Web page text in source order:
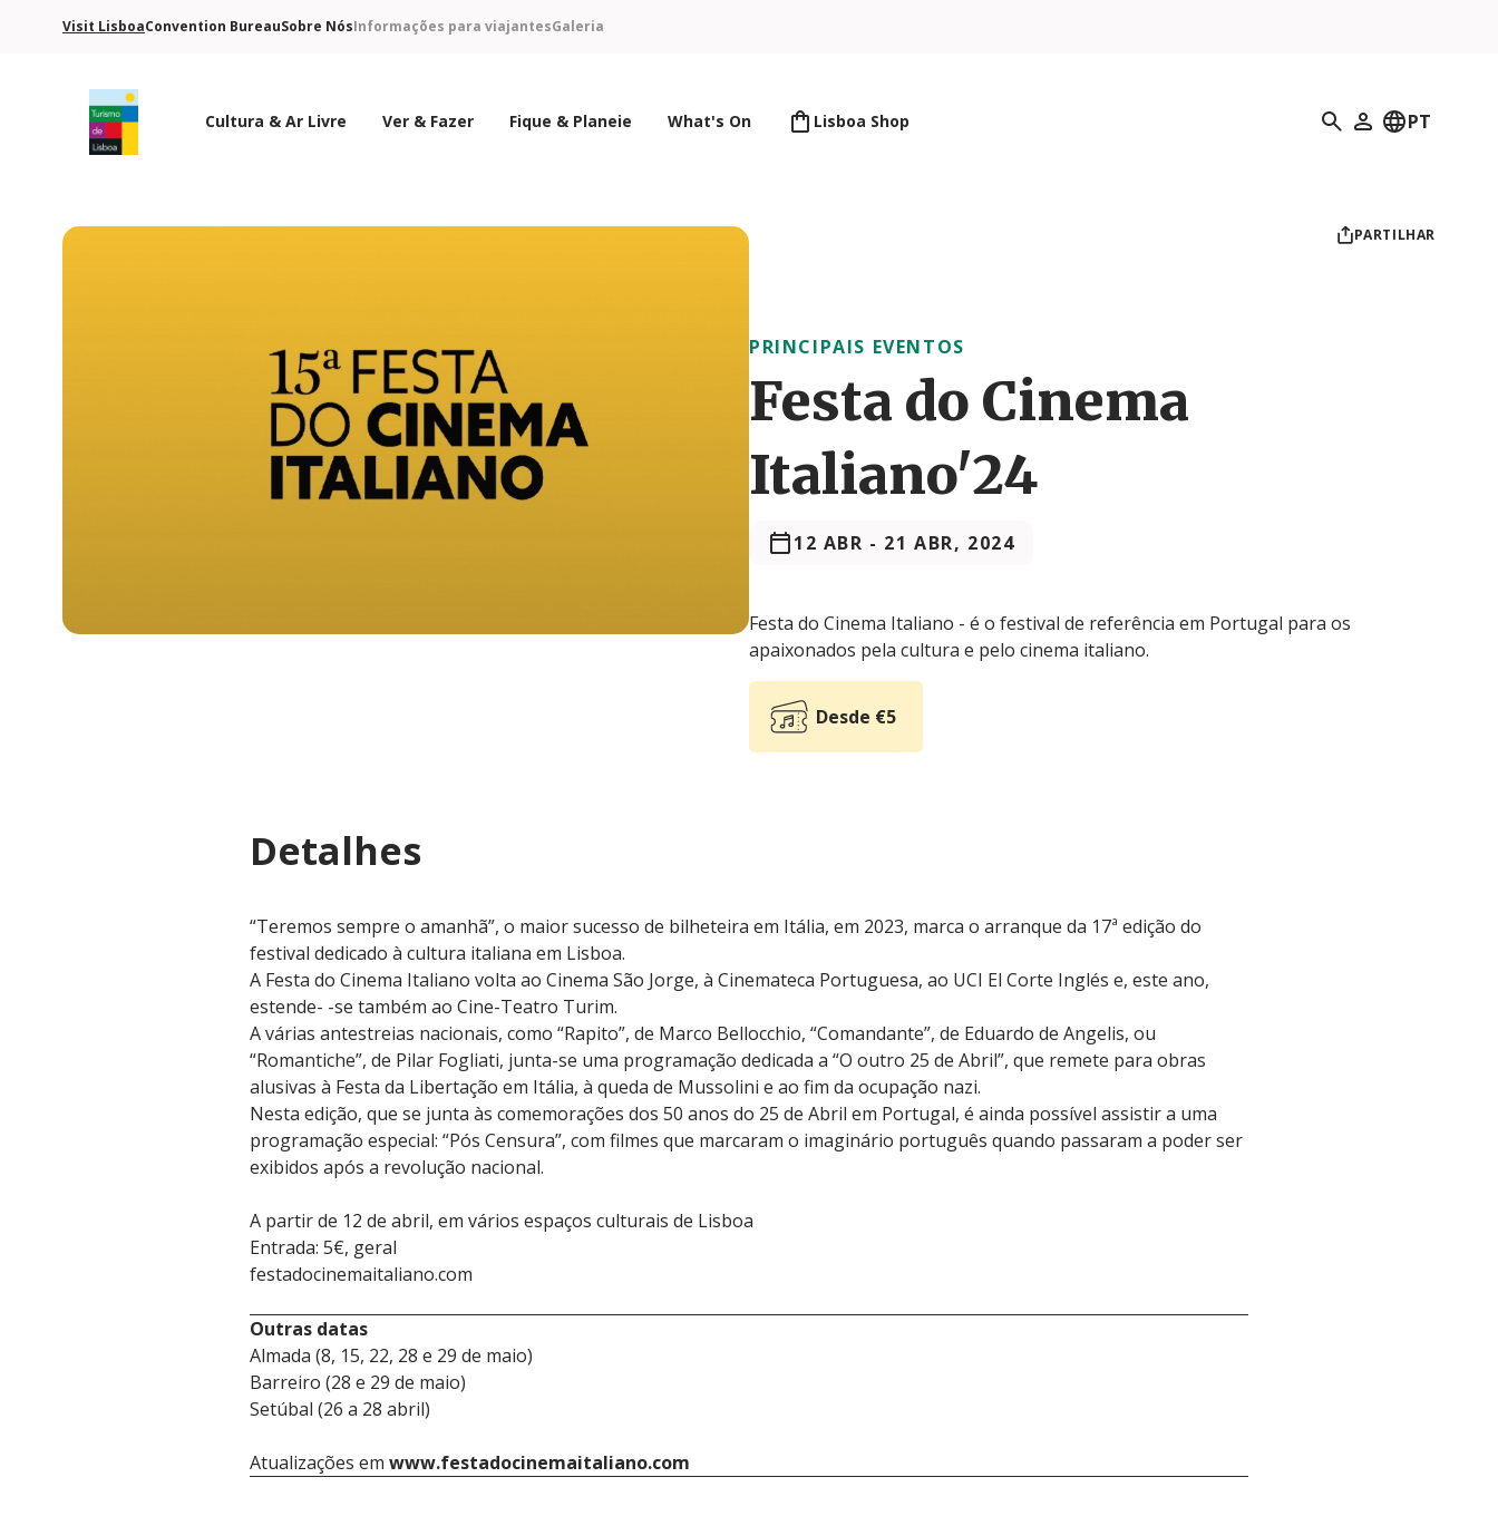
Visit LisboaConvention BureauSobre NósInformações para viajantesGaleria
Cultura & Ar Livre Ver & Fazer Fique & Planeie What's On Lisboa Shop Pesquisar
O meu perfil
PT
PARTILHAR
PRINCIPAIS EVENTOS
Festa do Cinema
Italiano'24
12 ABR - 21 ABR, 2024
Festa do Cinema Italiano - é o festival de referência em Portugal para os
apaixonados pela cultura e pelo cinema italiano.
Desde €5
Detalhes
“Teremos sempre o amanhã”, o maior sucesso de bilheteira em Itália, em 2023, marca o arranque da 17ª edição do
festival dedicado à cultura italiana em Lisboa.
A Festa do Cinema Italiano volta ao Cinema São Jorge, à Cinemateca Portuguesa, ao UCI El Corte Inglés e, este ano,
estende- -se também ao Cine-Teatro Turim.
A várias antestreias nacionais, como “Rapito”, de Marco Bellocchio, “Comandante”, de Eduardo de Angelis, ou
“Romantiche”, de Pilar Fogliati, junta-se uma programação dedicada a “O outro 25 de Abril”, que remete para obras
alusivas à Festa da Libertação em Itália, à queda de Mussolini e ao fim da ocupação nazi.
Nesta edição, que se junta às comemorações dos 50 anos do 25 de Abril em Portugal, é ainda possível assistir a uma
programação especial: “Pós Censura”, com filmes que marcaram o imaginário português quando passaram a poder ser
exibidos após a revolução nacional.
A partir de 12 de abril, em vários espaços culturais de Lisboa
Entrada: 5€, geral
festadocinemaitaliano.com
Outras datas
Almada (8, 15, 22, 28 e 29 de maio)
Barreiro (28 e 29 de maio)
Setúbal (26 a 28 abril)
Atualizações em www.festadocinemaitaliano.com